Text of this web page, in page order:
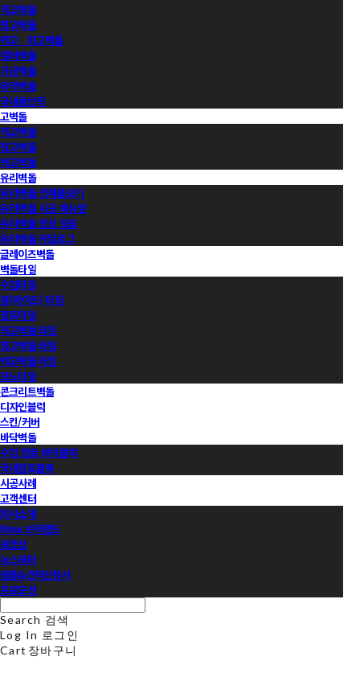
적고벽돌
청고벽돌
백고ㆍ회고벽돌
컬러벽돌
가공벽돌
유약벽돌
국내롱브릭
고벽돌
적고벽돌
청고벽돌
백고벽돌
유리벽돌
유리벽돌 전제품보기
유리벽돌 시공 매뉴얼
유리벽돌 영상 모음
유리벽돌 카달로그
글레이즈벽돌
벽돌타일
수입타일
롱(와이드) 타일
점토타일
적고벽돌 타일
청고벽돌 타일
백고벽돌 타일
모노타일
콘크리트벽돌
디자인블럭
스킨/커버
바닥벽돌
수입 점토 바닥블럭
국내점토블록
시공사례
고객센터
회사소개
Now 브릭랜드
동영상
뉴스레터
샘플&견적신청서
프로모션
Search 검색
Log In 로그인
Cart 장바구니